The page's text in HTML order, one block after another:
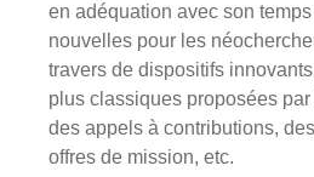
en adéquation avec son
nouvelles pour les
travers de dispositifs
plus classiques proposées
des appels à contributions,
offres de mission, etc.